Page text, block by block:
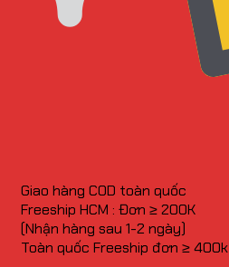
Giao hàng COD toàn quốc
Freeship HCM : Đơn ≥ 200K
(Nhận hàng sau 1-2 ngày)
Toàn quốc Freeship đơn ≥ 400k